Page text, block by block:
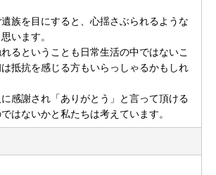
族を目にすると、心揺さぶられるような
います。
るということも日常生活の中ではないこ
抵抗を感じる方もいらっしゃるかもしれ
感謝され「ありがとう」と言って頂ける
はないかと私たちは考えています。